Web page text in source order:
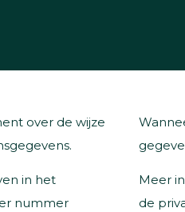
over de wijze
in het
nummer
Meer
de